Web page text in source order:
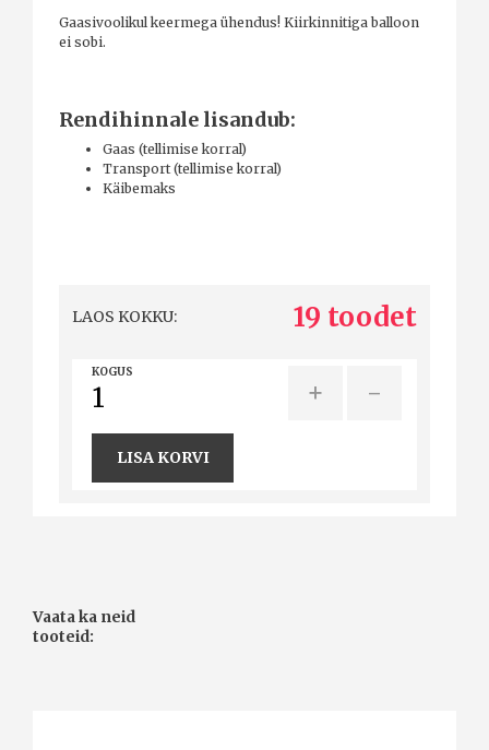
Gaasivoolikul keermega ühendus! Kiirkinnitiga balloon
ei sobi.
Rendihinnale lisandub:
Gaas (tellimise korral)
Transport (tellimise korral)
Käibemaks
LAOS KOKKU: 19 toodet
KOGUS
+ -
LISA KORVI
Vaata ka neid
tooteid: